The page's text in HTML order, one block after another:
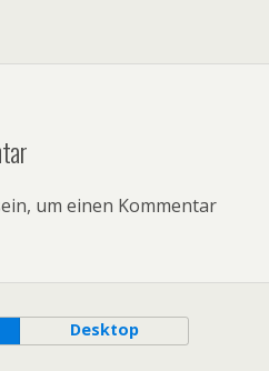
um einen Kommentar
Desktop